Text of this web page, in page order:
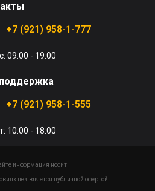
+7 (921) 958-1-777
09:00 - 19:00
+7 (921) 958-1-555
10:00 - 18:00
информация носит
не является публичной офертой